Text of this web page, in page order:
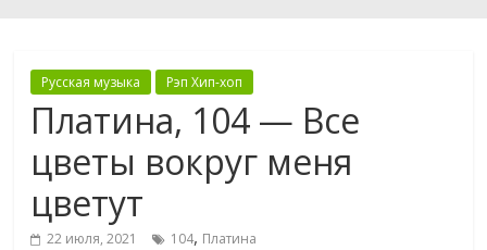
Русская музыка Рэп Хип-хоп
Платина, 104 — Все
цветы вокруг меня
цветут
22 июля, 2021 104, Платина